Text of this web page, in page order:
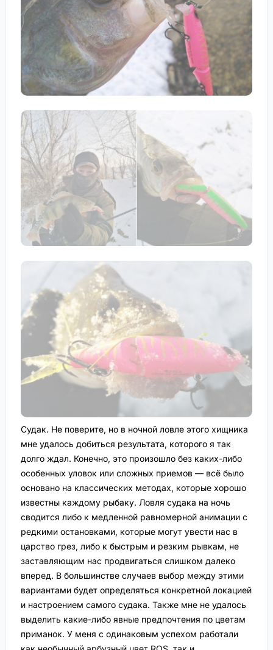
Судак. Не поверите, но в ночной ловле этого хищника
мне удалось добиться результата, которого я так
долго ждал. Конечно, это произошло без каких-либо
особенных уловок или сложных приемов — всё было
основано на классических методах, которые хорошо
известны каждому рыбаку. Ловля судака на ночь
сводится либо к медленной равномерной анимации с
редкими остановками, которые могут увести нас в
царство грез, либо к быстрым и резким рывкам, не
заставляющим нас продвигаться слишком далеко
вперед. В большинстве случаев выбор между этими
вариантами будет определяться конкретной локацией
и настроением самого судака. Также мне не удалось
выделить какие-либо явные предпочтения по цветам
приманок. У меня с одинаковым успехом работали